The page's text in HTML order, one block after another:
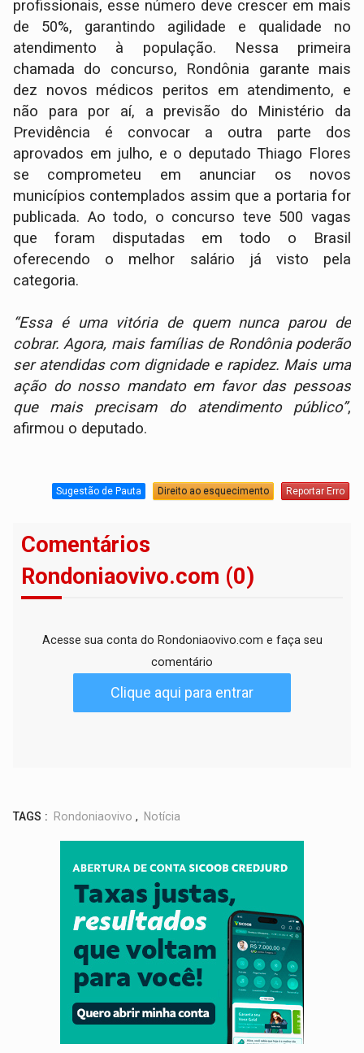
profissionais, esse número deve crescer em mais
de 50%, garantindo agilidade e qualidade no
atendimento à população. Nessa primeira
chamada do concurso, Rondônia garante mais
dez novos médicos peritos em atendimento, e
não para por aí, a previsão do Ministério da
Previdência é convocar a outra parte dos
aprovados em julho, e o deputado Thiago Flores
se comprometeu em anunciar os novos
municípios contemplados assim que a portaria for
publicada. Ao todo, o concurso teve 500 vagas
que foram disputadas em todo o Brasil
oferecendo o melhor salário já visto pela
categoria.
“Essa é uma vitória de quem nunca parou de
cobrar. Agora, mais famílias de Rondônia poderão
ser atendidas com dignidade e rapidez. Mais uma
ação do nosso mandato em favor das pessoas
que mais precisam do atendimento público”,
afirmou o deputado.
Sugestão de Pauta Direito ao esquecimento Reportar Erro
Comentários
Rondoniaovivo.com (0)
Acesse sua conta do Rondoniaovivo.com e faça seu
comentário
Clique aqui para entrar
TAGS : Rondoniaovivo , Notícia